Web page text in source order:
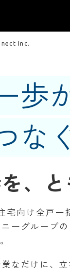
Inc.
歩
な
、と
宅向け全戸一
ーグループ
なだけに、